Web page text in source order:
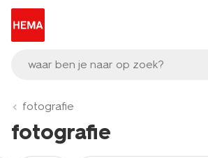
waar ben je naar op zoek?
fotografie
fotografie